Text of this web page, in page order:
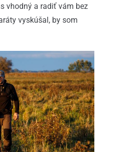
vhodný a radiť vám bez
vyskúšal, by som